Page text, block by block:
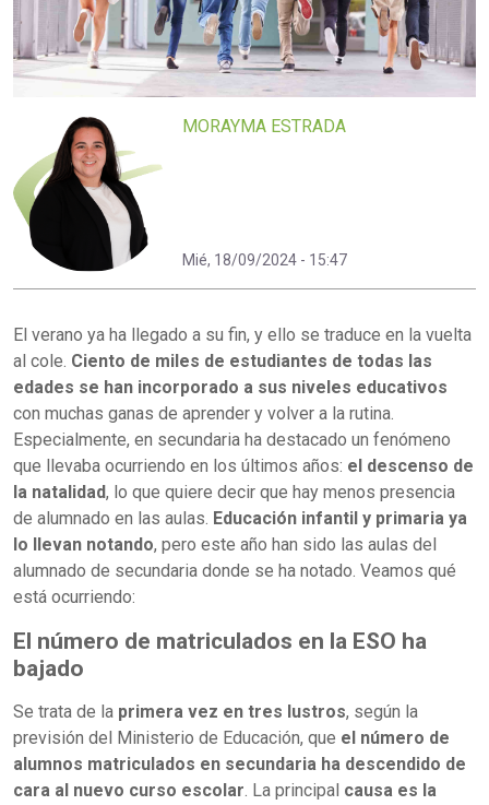
MORAYMA ESTRADA
Mié, 18/09/2024 - 15:47
El verano ya ha llegado a su fin, y ello se traduce en la vuelta
al cole. Ciento de miles de estudiantes de todas las
edades se han incorporado a sus niveles educativos
con muchas ganas de aprender y volver a la rutina.
Especialmente, en secundaria ha destacado un fenómeno
que llevaba ocurriendo en los últimos años: el descenso de
la natalidad, lo que quiere decir que hay menos presencia
de alumnado en las aulas. Educación infantil y primaria ya
lo llevan notando, pero este año han sido las aulas del
alumnado de secundaria donde se ha notado. Veamos qué
está ocurriendo:
El número de matriculados en la ESO ha
bajado
Se trata de la primera vez en tres lustros, según la
previsión del Ministerio de Educación, que el número de
alumnos matriculados en secundaria ha descendido de
cara al nuevo curso escolar. La principal causa es la